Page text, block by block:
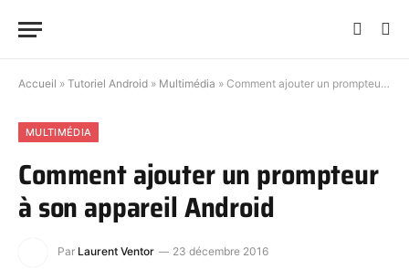
Accueil » Tutoriel Android » Multimédia » Comment ajouter un prompteur à son appareil Android
MULTIMÉDIA
Comment ajouter un prompteur
à son appareil Android
Par Laurent Ventor
23 décembre 2016